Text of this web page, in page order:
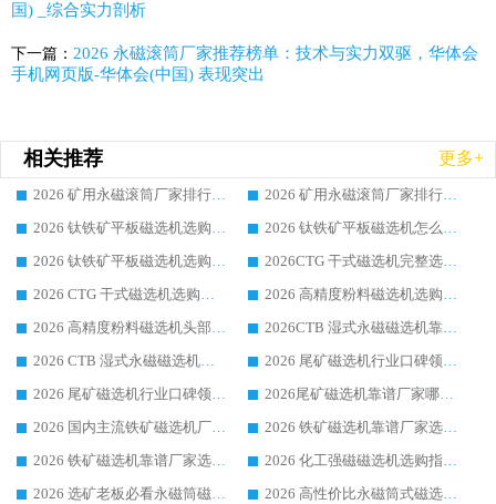
国) _综合实力剖析
下一篇： 2026 永磁滚筒厂家推荐榜单：技术与实力双驱，华体会
手机网页版-华体会(中国) 表现突出
相关推荐 更多+
2026 矿用永磁滚筒厂家排行榜选购干货指南 行业口碑标杆华体会手机网页版-华体会(中国) 实力出众
2026 矿用永磁滚筒厂家排行榜选购指南，行业口碑领域强者华体会手机网页版-华体会(中国)
2026 钛铁矿平板磁选机选购全攻略 市场公认优质品牌厂家实力排行榜
2026 钛铁矿平板磁选机怎么选 靠谱生产企业实力排行榜选购参考攻略
2026 钛铁矿平板磁选机选购指南 行业口碑优选品牌生产企业实力排行榜
2026CTG 干式磁选机完整选购指南 行业口碑顶尖靠谱生产龙头厂家实力推荐
2026 CTG 干式磁选机选购指南|行业口碑靠谱生产厂家领域强者推荐
2026 高精度粉料磁选机选购全攻略 行业优质品牌华体会手机网页版-华体会(中国) 实力深度解析
2026 高精度粉料磁选机头部厂家选购指南 行业口碑靠谱品牌推荐 领域强者华体会手机网页版-华体会(中国) 解析
2026CTB 湿式永磁磁选机靠谱厂家实力排行榜 铁矿选矿设备采购全流程选购指南
2026 CTB 湿式永磁磁选机选购指南|行业口碑良好品牌推荐，领域强者华体会手机网页版-华体会(中国)
2026 尾矿磁选机行业口碑领域强者，源头直供国内主流厂家华体会手机网页版-华体会(中国) 一站式服务
2026 尾矿磁选机行业口碑领域强者，源头直供国内主流厂家华体会手机网页版-华体会(中国) 一站式服务
2026尾矿磁选机靠谱厂家哪家好 行业口碑领域强者华体会手机网页版-华体会(中国) 推荐
2026 国内主流铁矿磁选机厂家选购指南|行业口碑好品牌推荐，领域强者华体会手机网页版-华体会(中国)
2026 铁矿磁选机靠谱厂家选购全攻略 行业标杆华体会手机网页版-华体会(中国) 设备性价比出众
2026 铁矿磁选机靠谱厂家选购指南，领域强者华体会手机网页版-华体会(中国) 铁矿磁选机性价比高
2026 化工强磁磁选机选购指南 5 家行业口碑靠谱厂家领域强者推荐
2026 选矿老板必看永磁筒磁选机推荐 行业头部品牌口碑设备选购全攻略
2026 高性价比永磁筒式磁选机品牌盘点 行业强者口碑实测选购完整指南